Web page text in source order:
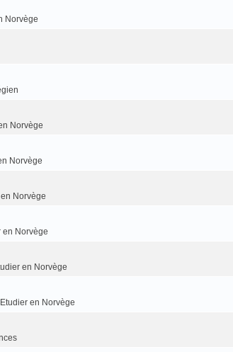
Norvège
Norvège
Norvège
Norvège
en Norvège
en Norvège
en Norvège